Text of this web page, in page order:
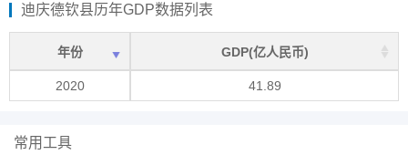
迪庆德钦县历年GDP数据列表
年份 GDP(亿人民币)
2020 41.89
常用工具